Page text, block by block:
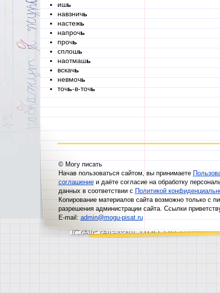
ишь
навзничь
настежь
напрочь
прочь
сплошь
наотмашь
вскачь
невмочь
точь-в-точь
© Могу писать
Начав пользоваться сайтом, вы принимаете
соглашениеи даёте согласие на обработку
данных в соответствии сПолитикой
Копирование материалов сайта возможно только с
разрешения администрации сайта. Ссылки
E-mail:admin@mogu-pisat.ru